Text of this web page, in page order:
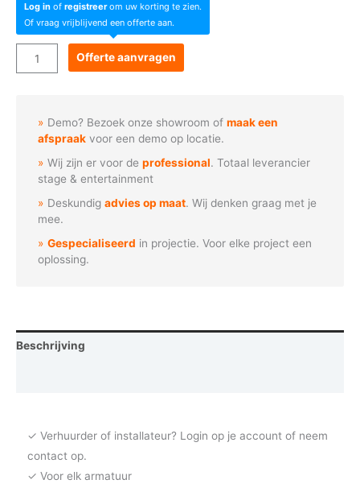
Log in of registreerom uw korting te zien.
Of vraag vrijblijvend een offerte aan.
Goboservice
-
aantal
Offerte aanvragen
Demo? Bezoek onze showroom ofmaak een
afspraak voor een demo op locatie.
Wij zijn er voor deprofessional. Totaal leverancier
stage & entertainment
Deskundigadvies op maat. Wij denken graag met je
mee.
Gespecialiseerd in projectie. Voor elke project een
oplossing.
Beschrijving
✓ Verhuurder of installateur? Login op je account of neem
contact op.
✓ Voor elk armatuur